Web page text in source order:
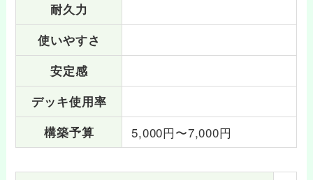
耐久力
使いやすさ
安定感
デッキ使用率
構築予算
5,000円〜7,000円